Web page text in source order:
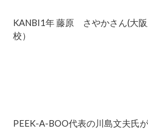
KANBI1年 藤原 さやかさん(大
校）
PEEK-A-BOO代表の川島文夫氏